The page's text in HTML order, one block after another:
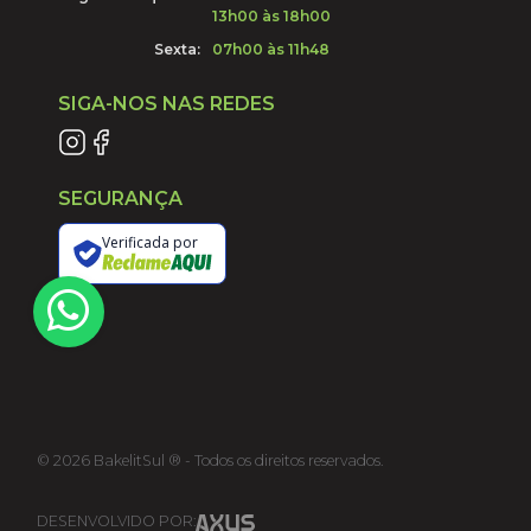
13h00 às 18h00
Sexta:
07h00 às 11h48
SIGA-NOS NAS REDES
SEGURANÇA
Verificada por
© 2026BakelitSul ® - Todos os direitos reservados.
DESENVOLVIDO POR: